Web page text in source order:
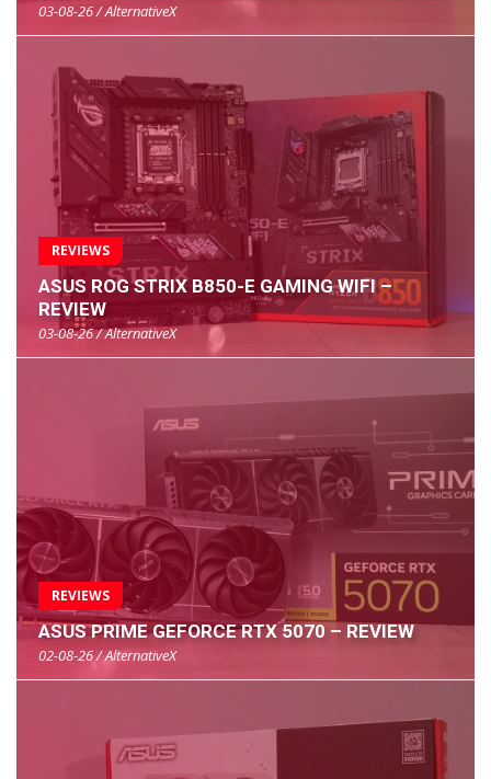
03-08-26 / AlternativeX
REVIEWS
ASUS ROG STRIX B850-E GAMING WIFI –
REVIEW
03-08-26 / AlternativeX
REVIEWS
ASUS PRIME GEFORCE RTX 5070 – REVIEW
02-08-26 / AlternativeX